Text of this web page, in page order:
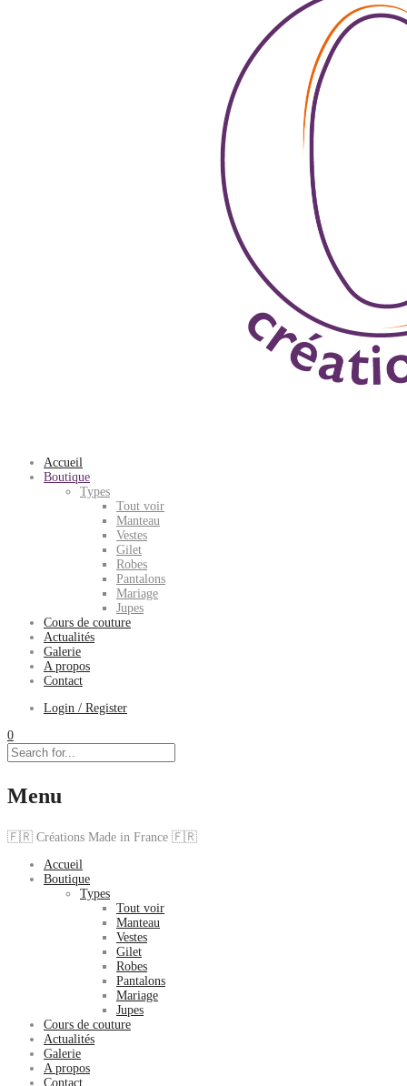
Accueil
Boutique
Types
Tout voir
Manteau
Vestes
Gilet
Robes
Pantalons
Mariage
Jupes
Cours de couture
Actualités
Galerie
A propos
Contact
Login / Register
0
Menu
🇫🇷 Créations Made in France 🇫🇷
Accueil
Boutique
Types
Tout voir
Manteau
Vestes
Gilet
Robes
Pantalons
Mariage
Jupes
Cours de couture
Actualités
Galerie
A propos
Contact